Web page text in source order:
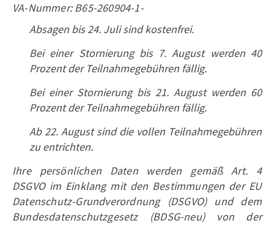
VA-Nummer: B65-260904-1-
Absagen bis 24. Juli sind kostenfrei.
Bei einer Stornierung bis 7. August werden 40
Prozent der Teilnahmegebühren fällig.
Bei einer Stornierung bis 21. August werden 60
Prozent der Teilnahmegebühren fällig.
Ab 22. August sind die vollen Teilnahmegebühren
zu entrichten.
Ihre persönlichen Daten werden gemäß Art. 4
DSGVO im Einklang mit den Bestimmungen der EU
Datenschutz-Grundverordnung (DSGVO) und dem
Bundesdatenschutzgesetz (BDSG-neu) von der